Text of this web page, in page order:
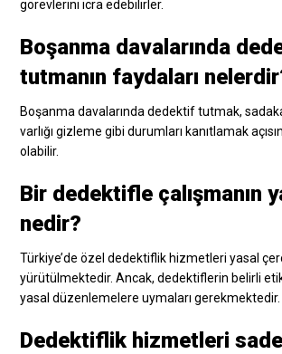
görevlerini icra edebilirler.
Boşanma davalarında
tutmanın faydaları
Boşanma davalarında dedektif tutmak,
varlığı gizleme gibi durumları kanıtlamak
olabilir.
Bir dedektifle çalışmanın
nedir?
Türkiye’de özel dedektiflik hizmetleri yasal
yürütülmektedir. Ancak, dedektiflerin belirli
yasal düzenlemelere uymaları gerekmektedir.
Dedektiflik hizmetleri